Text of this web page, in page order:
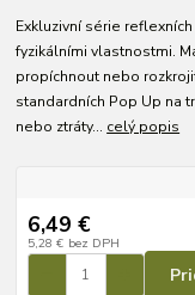
Exkluzivní série
fyzikálními vlastnostmi.
propíchnout nebo
standardních Pop Up na
nebo ztráty... celý popis
6,49 €
5,28 € bez DPH